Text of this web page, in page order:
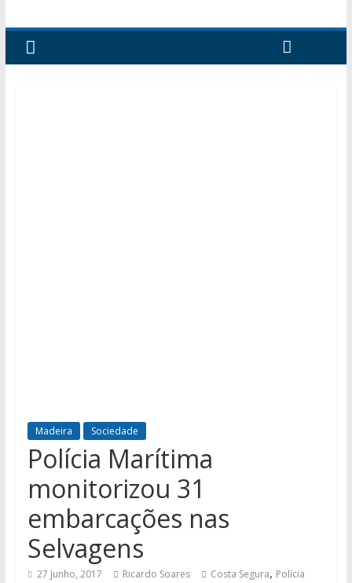
Madeira Sociedade
Polícia Marítima
monitorizou 31
embarcações nas
Selvagens
27 Junho, 2017 Ricardo Soares Costa Segura, Polícia